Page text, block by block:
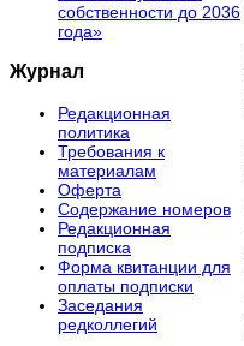
собственности до 2036
года»
Журнал
Редакционная
политика
Требования к
материалам
Оферта
Содержание номеров
Редакционная
подписка
Форма квитанции для
оплаты подписки
Заседания
редколлегий